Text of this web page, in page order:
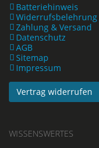
Batteriehinweis
Zahlung & Versand
Datenschutz
AGB
Sitemap
Impressum
Vertrag widerrufen
WISSENSWERTES